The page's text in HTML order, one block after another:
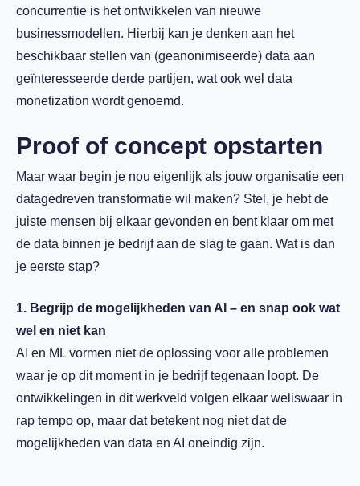
concurrentie is het ontwikkelen van nieuwe
businessmodellen. Hierbij kan je denken aan het
beschikbaar stellen van (geanonimiseerde) data aan
geïnteresseerde derde partijen, wat ook wel data
monetization wordt genoemd.
Proof of concept opstarten
Maar waar begin je nou eigenlijk als jouw organisatie een
datagedreven transformatie wil maken? Stel, je hebt de
juiste mensen bij elkaar gevonden en bent klaar om met
de data binnen je bedrijf aan de slag te gaan. Wat is dan
je eerste stap?
1. Begrijp de mogelijkheden van AI – en snap ook wat
wel en niet kan
AI en ML vormen niet de oplossing voor alle problemen
waar je op dit moment in je bedrijf tegenaan loopt. De
ontwikkelingen in dit werkveld volgen elkaar weliswaar in
rap tempo op, maar dat betekent nog niet dat de
mogelijkheden van data en AI oneindig zijn.